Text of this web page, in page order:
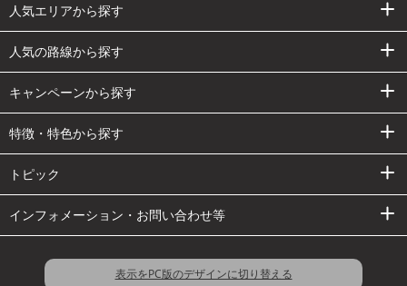
人気エリアから探す
人気の路線から探す
キャンペーンから探す
特徴・特色から探す
トピック
インフォメーション・お問い合わせ等
表示をPC版のデザインに切り替える